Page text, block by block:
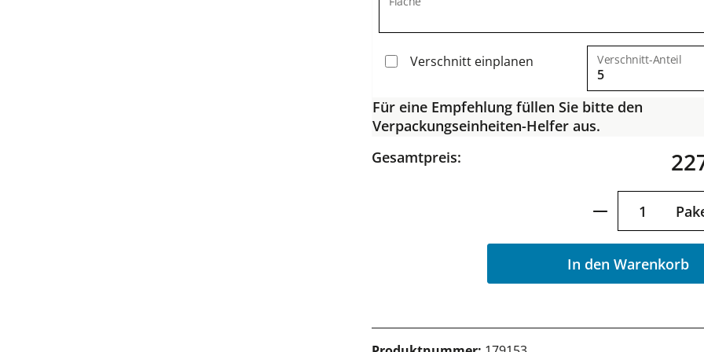
Verschnitt einplanen Verschnitt-Anteil
Für eine Empfehlung füllen Sie bitte den
Verpackungseinheiten-Helfer aus.
Gesamtpreis:
Produkt
In den Warenkorb